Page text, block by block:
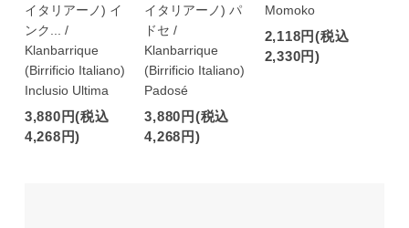
イタリアーノ) イ
ンク... /
Klanbarrique
(Birrificio Italiano)
Inclusio Ultima
3,880円(税込
4,268円)
イタリアーノ) パ
ドセ /
Klanbarrique
(Birrificio Italiano)
Padosé
3,880円(税込
4,268円)
Momoko
2,118円(税込
2,330円)